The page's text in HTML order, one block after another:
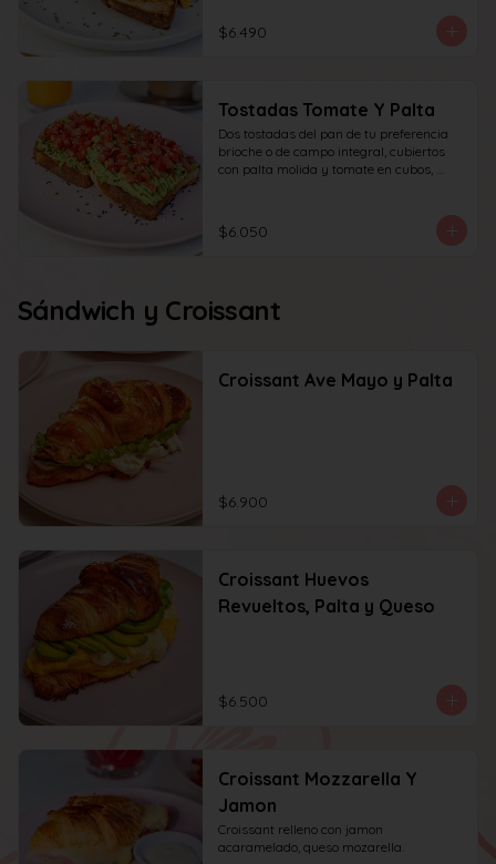
$6.490
Tostadas Tomate Y Palta
Dos tostadas del pan de tu preferencia
brioche o de campo integral, cubiertos
con palta molida y tomate en cubos,
$6.050
Sándwich y Croissant
Croissant Ave Mayo y Palta
$6.900
Croissant Huevos
Revueltos, Palta y Queso
$6.500
Croissant Mozzarella Y
Jamon
Croissant relleno con jamon
acaramelado, queso mozarella.